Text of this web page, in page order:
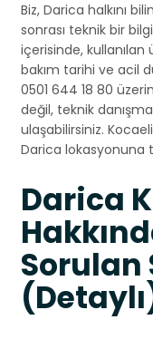
Biz, Darica halkını
sonrası teknik bir
içerisinde,
bakım tarihi ve acil
0501 644 18 80
değil, teknik
ulaşabilirsiniz.
Darica lokasyonuna
Darica
Sorulan